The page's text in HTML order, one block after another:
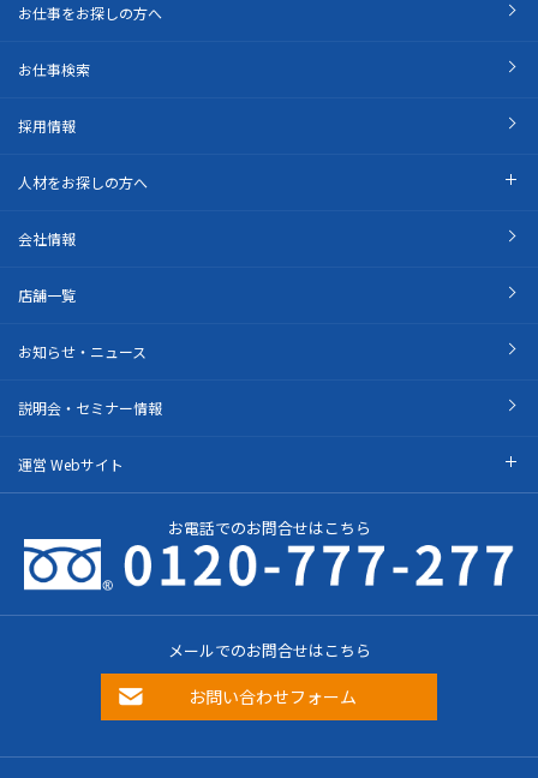
お仕事をお探しの方へ
お仕事検索
採用情報
人材をお探しの方へ
会社情報
店舗一覧
お知らせ・ニュース
説明会・セミナー情報
運営 Webサイト
お電話でのお問合せはこちら
メールでのお問合せはこちら
お問い合わせフォーム